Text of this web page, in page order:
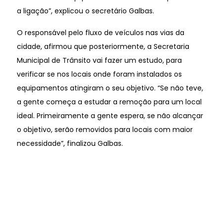
a ligação”, explicou o secretário Galbas.
O responsável pelo fluxo de veículos nas vias da
cidade, afirmou que posteriormente, a Secretaria
Municipal de Trânsito vai fazer um estudo, para
verificar se nos locais onde foram instalados os
equipamentos atingiram o seu objetivo. “Se não teve,
a gente começa a estudar a remoção para um local
ideal. Primeiramente a gente espera, se não alcançar
o objetivo, serão removidos para locais com maior
necessidade”, finalizou Galbas.